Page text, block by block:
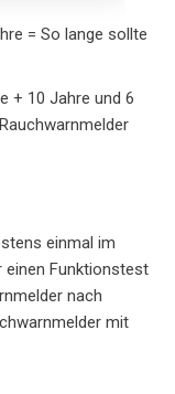
= So lange sollte
+ 10 Jahre und 6
einmal im
einen Funktionstest
nach
mit